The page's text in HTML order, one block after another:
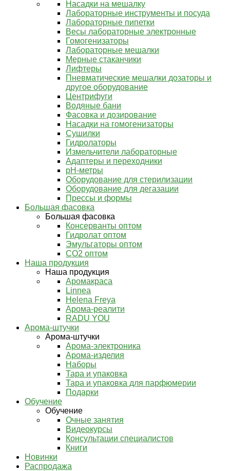
Насадки на мешалку
Лабораторные инструменты и посуда
Лабораторные пипетки
Весы лабораторные электронные
Гомогенизаторы
Лабораторные мешалки
Мерные стаканчики
Лифтеры
Пневматические мешалки дозаторы и
другое оборудование
Центрифуги
Водяные бани
Фасовка и дозирование
Насадки на гомогенизаторы
Сушилки
Гидролаторы
Измельчители лабораторные
Адаптеры и переходники
pH-метры
Оборудование для стерилизации
Оборудование для дегазации
Прессы и формы
Большая фасовка
Большая фасовка
Консерванты оптом
Гидролат оптом
Эмульгаторы оптом
СО2 оптом
Наша продукция
Наша продукция
Аромакраса
Linnea
Helena Freya
Арома-реалити
RADU YOU
Арома-штучки
Арома-штучки
Арома-электроника
Арома-изделия
Наборы
Тара и упаковка
Тара и упаковка для парфюмерии
Подарки
Обучение
Обучение
Очные занятия
Видеокурсы
Консультации специалистов
Книги
Новинки
Распродажа